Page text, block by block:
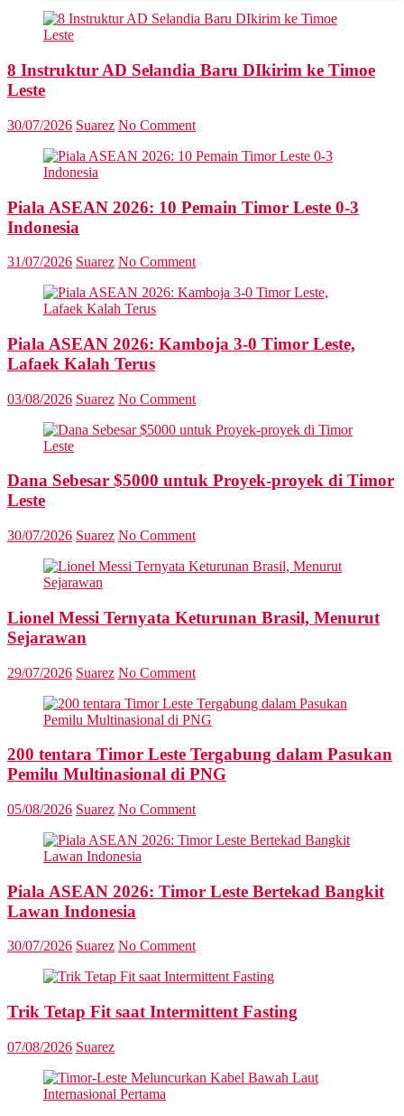
8 Instruktur AD Selandia Baru DIkirim ke Timoe
Leste
30/07/2026 Suarez No Comment
Piala ASEAN 2026: 10 Pemain Timor Leste 0-3
Indonesia
31/07/2026 Suarez No Comment
Piala ASEAN 2026: Kamboja 3-0 Timor Leste,
Lafaek Kalah Terus
03/08/2026 Suarez No Comment
Dana Sebesar $5000 untuk Proyek-proyek di Timor
Leste
30/07/2026 Suarez No Comment
Lionel Messi Ternyata Keturunan Brasil, Menurut
Sejarawan
29/07/2026 Suarez No Comment
200 tentara Timor Leste Tergabung dalam Pasukan
Pemilu Multinasional di PNG
05/08/2026 Suarez No Comment
Piala ASEAN 2026: Timor Leste Bertekad Bangkit
Lawan Indonesia
30/07/2026 Suarez No Comment
Trik Tetap Fit saat Intermittent Fasting
07/08/2026 Suarez